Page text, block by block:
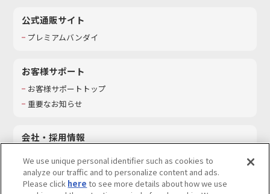
公式通販サイト
プレミアムバンダイ
お客様サポート
お客様サポートトップ
重要なお知らせ
会社・採用情報
採用情報
サステナビリティ
We use unique personal identifier such as cookies to
analyze our traffic and to personalize content and ads.
Please click here to see more details about how we use